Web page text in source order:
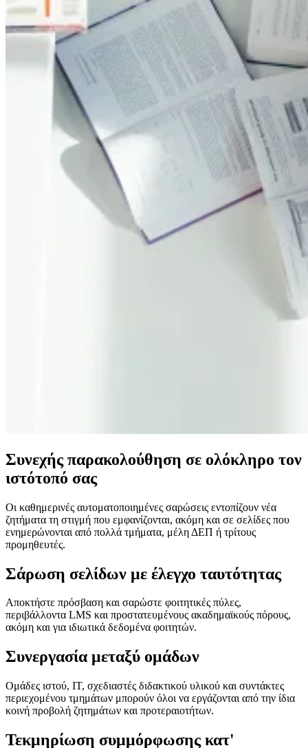
Συνεχής παρακολούθηση σε ολόκληρο τον
ιστότοπό σας
Οι καθημερινές αυτοματοποιημένες σαρώσεις εντοπίζουν νέα
ζητήματα τη στιγμή που εμφανίζονται, ακόμη και σε σελίδες που
ενημερώνονται από πολλά τμήματα, μέλη ΔΕΠ ή τρίτους
προμηθευτές.
Σάρωση σελίδων με έλεγχο ταυτότητας
Αποκτήστε πρόσβαση και σαρώστε φοιτητικές πύλες,
περιβάλλοντα LMS και προστατευμένους ακαδημαϊκούς πόρους,
ακόμη και για ιδιωτικά δεδομένα φοιτητών.
Συνεργασία μεταξύ ομάδων
Ομάδες ιστού, IT, σχεδιαστές διδακτικού υλικού και συντάκτες
περιεχομένου τμημάτων μπορούν όλοι να εργάζονται από την ίδια
κοινή προβολή ζητημάτων και προτεραιοτήτων.
Τεκμηρίωση συμμόρφωσης κατ'